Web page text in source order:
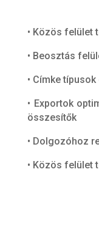
• Közös felület
• Beosztás
• Címke
• Exportok
összesítők
• Dolgozóhoz
• Közös felület